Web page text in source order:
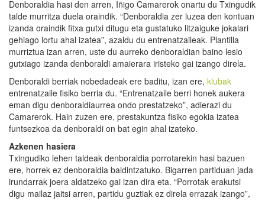
Denboraldia hasi den arren, Iñigo Camarerok onartu du Txingudik
talde murritza duela oraindik. “Denboraldia zer luzea den kontuan
izanda oraindik fitxa gutxi ditugu eta gustatuko litzaiguke jokalari
gehiago lortu ahal izatea”, azaldu du entrenatzaileak. Plantilla
murriztua izan arren, uste du aurreko denboraldian baino lesio
gutxiago izanda denboraldi amaierara iristeko gai izango direla.
Denboraldi berriak nobedadeak ere baditu, izan ere, klubak
entrenatzaile fisiko berria du. “Entrenatzaile berri honek aukera
eman digu denboraldiaurrea ondo prestatzeko”, adierazi du
Camarerok. Hain zuzen ere, prestakuntza fisiko egokia izatea
funtsezkoa da denboraldi on bat egin ahal izateko.
Azkenen hasiera
Txingudiko lehen taldeak denboraldia porrotarekin hasi bazuen
ere, horrek ez denboraldia baldintzatuko. Bigarren partiduan jada
irundarrak joera aldatzeko gai izan dira eta. “Porrotak erakutsi
digu mailaz jaitsi arren, partidu guztiak ez direla errazak izango”,